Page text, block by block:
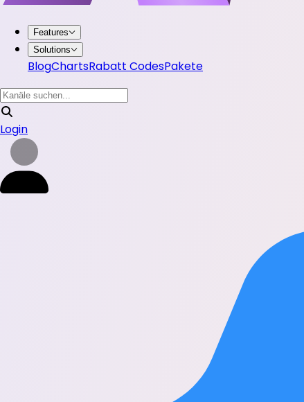
Features
Solutions
BlogChartsRabatt CodesPakete
Login